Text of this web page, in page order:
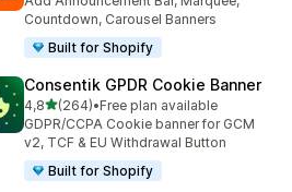
Countdown, Carousel Banners
Built for Shopify
Consentik GPDR Cookie Banner
4,85 yıldız üzerinden
(264)
toplam 264 değerlendirme
•Free plan available
GDPR/CCPA Cookie banner for GCM
v2, TCF & EU Withdrawal Button
Built for Shopify